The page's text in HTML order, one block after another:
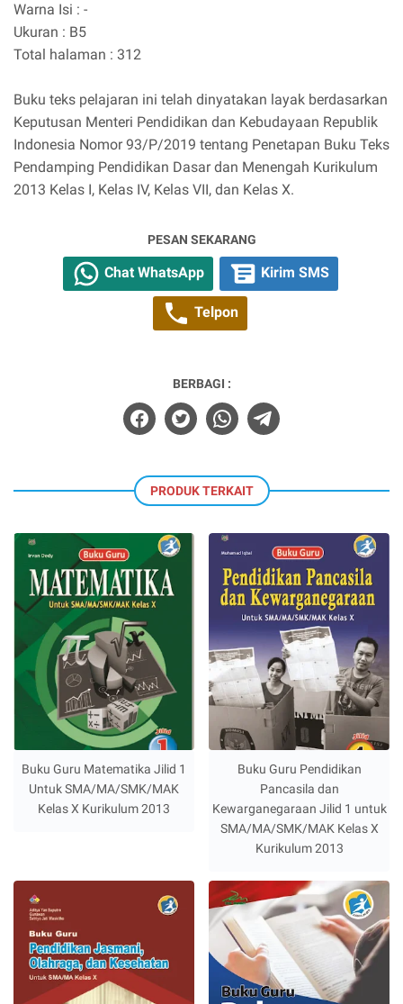
Warna Isi : -
Ukuran : B5
Total halaman : 312
Buku teks pelajaran ini telah dinyatakan layak berdasarkan
Keputusan Menteri Pendidikan dan Kebudayaan Republik
Indonesia Nomor 93/P/2019 tentang Penetapan Buku Teks
Pendamping Pendidikan Dasar dan Menengah Kurikulum
2013 Kelas I, Kelas IV, Kelas VII, dan Kelas X.
PESAN SEKARANG
Chat WhatsApp Kirim SMS
Telpon
BERBAGI :
PRODUK TERKAIT
Buku Guru Matematika Jilid 1
Untuk SMA/MA/SMK/MAK
Kelas X Kurikulum 2013
Buku Guru Pendidikan
Pancasila dan
Kewarganegaraan Jilid 1 untuk
SMA/MA/SMK/MAK Kelas X
Kurikulum 2013